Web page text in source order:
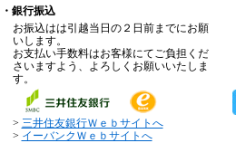
・銀行振込
お振込はは引越当日の２日前までにお願
いします。
お支払い手数料はお客様にてご負担くだ
さいますよう、よろしくお願いいたしま
す。
> 三井住友銀行Ｗｅｂサイトへ
> イーバンクＷｅｂサイトへ